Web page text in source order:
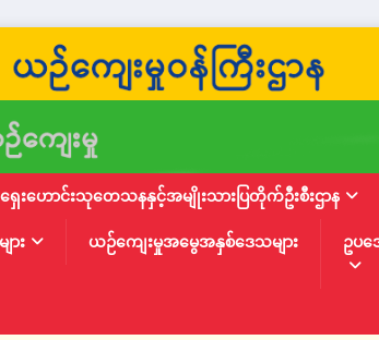
ရှေးဟောင်းသုတေသနနှင့်အမျိုးသားပြတိုက်ဦးစီးဌာန
း ယဉ်ကျေးမှုအမွေအနှစ်ဒေသများ ဥပဒ